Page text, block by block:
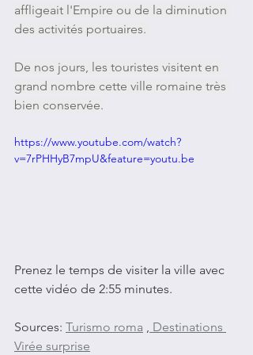
affligeait l'Empire ou de la diminution
des activités portuaires.
De nos jours, les touristes visitent en
grand nombre cette ville romaine très
bien conservée.
https://www.youtube.com/watch?
v=7rPHHyB7mpU&feature=youtu.be
Prenez le temps de visiter la ville avec
cette vidéo de 2:55 minutes.
Sources: Turismo roma , Destinations
Virée surprise